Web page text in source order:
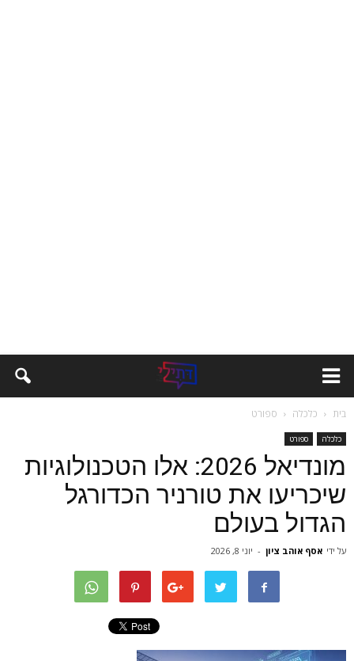
בית כלכלה ספורט
כלכלה ספורט
מונדיאל 2026: אלו הטכנולוגיות
שיכריעו את טורניר הכדורגל
הגדול בעולם
על ידי אסף אוהב ציון - יוני 8, 2026